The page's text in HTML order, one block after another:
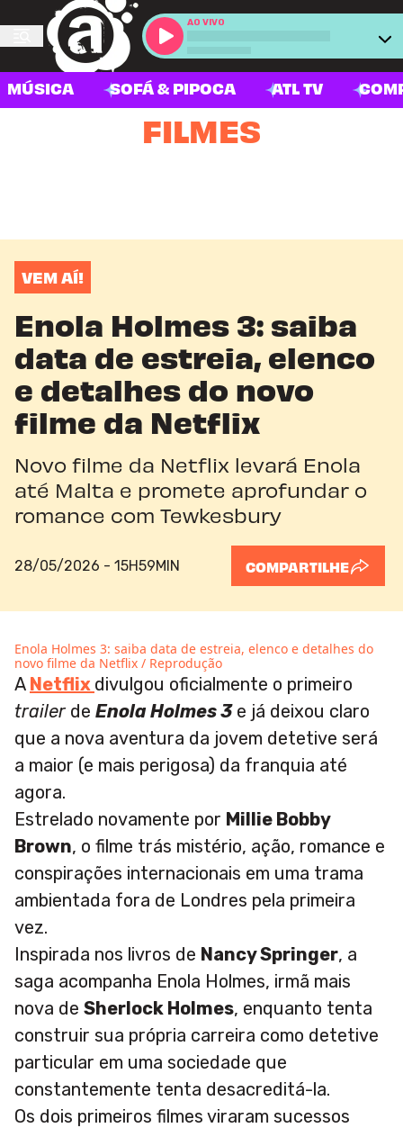
AO VIVO
MÚSICA SOFÁ & PIPOCA ATL TV
FILMES
VEM AÍ!
Enola Holmes 3: saiba
data de estreia, elenco
e detalhes do novo
filme da Netflix
Novo filme da Netflix levará Enola
até Malta e promete aprofundar o
romance com Tewkesbury
28/05/2026 - 15H59MIN COMPARTILHE
Enola Holmes 3: saiba data de estreia, elenco e detalhes do
novo filme da Netflix / Reprodução
A Netflix divulgou oficialmente o primeiro
trailer de Enola Holmes 3e já deixou claro
que a nova aventura da jovem detetive será
a maior (e mais perigosa) da franquia até
agora.
Estrelado novamente por Millie Bobby
Brown, o filme trás mistério, ação, romance e
conspirações internacionais em uma trama
ambientada fora de Londres pela primeira
vez.
Inspirada nos livros de Nancy Springer, a
saga acompanha Enola Holmes, irmã mais
nova de Sherlock Holmes, enquanto tenta
construir sua própria carreira como detetive
particular em uma sociedade que
constantemente tenta desacreditá-la.
Os dois primeiros filmes viraram sucessos